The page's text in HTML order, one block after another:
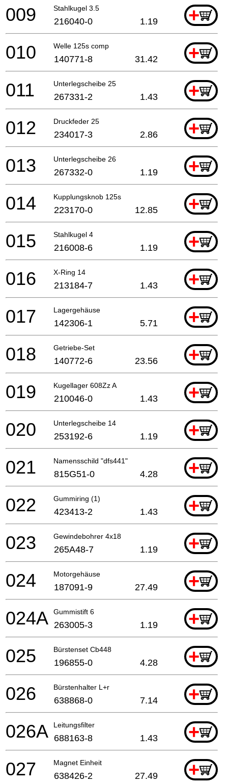
Stahlkugel 3.5 +
009 216040-0 1.19
Welle 125s comp +
010 140771-8 31.42
Unterlegscheibe 25 +
011 267331-2 1.43
Druckfeder 25 +
012 234017-3 2.86
Unterlegscheibe 26 +
013 267332-0 1.19
Kupplungsknob 125s +
014 223170-0 12.85
Stahlkugel 4 +
015 216008-6 1.19
X-Ring 14 +
016 213184-7 1.43
Lagergehäuse +
017 142306-1 5.71
Getriebe-Set +
018 140772-6 23.56
Kugellager 608Zz A +
019 210046-0 1.43
Unterlegscheibe 14 +
020 253192-6 1.19
Namensschild "dfs441" +
021 815G51-0 4.28
Gummiring (1) +
022 423413-2 1.43
Gewindebohrer 4x18 +
023 265A48-7 1.19
Motorgehäuse +
024 187091-9 27.49
Gummistift 6 +
024A 263005-3 1.19
Bürstenset Cb448 +
025 196855-0 4.28
Bürstenhalter L+r +
026 638868-0 7.14
Leitungsfilter +
026A 688163-8 1.43
Magnet Einheit +
027 638426-2 27.49